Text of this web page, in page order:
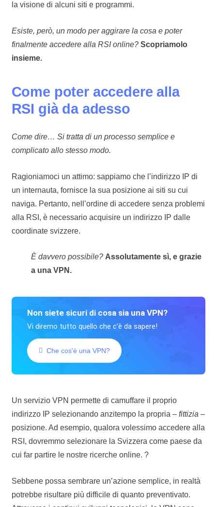
la visione di alcuni siti e programmi.
Esiste, però, un modo per aggirare la cosa e poter
finalmente accedere alla RSI online? Scopriamolo
insieme.
Come poter accedere alla
RSI già da adesso
Come dire… Si tratta di un processo semplice e
complicato allo stesso modo.
Ragioniamoci un attimo: sappiamo che l’indirizzo IP di
un internauta, fornisce la sua posizione ai siti su cui
naviga. Pertanto, nell’ordine di accedere senza problemi
alla RSI, è necessario acquisire un indirizzo IP dalle
coordinate svizzere.
È davvero possibile? Assolutamente sì, e grazie
a una VPN.
Non siete sicuri di cosa sia una VPN?
Vi diremo tutto quello che c'è da sapere!
Che cos'è una VPN?
Un servizio VPN permette di camuffare il proprio
indirizzo IP selezionando anzitempo la propria – fittizia –
posizione. Ad esempio, qualora volessimo accedere alla
RSI, dovremmo selezionare la Svizzera come paese da
cui far partire le nostre ricerche online. ?
Sebbene possa sembrare un’azione semplice, in realtà
potrebbe risultare più difficile di quanto preventivato.